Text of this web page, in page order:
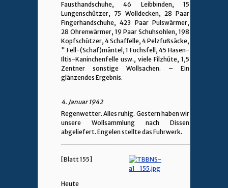
Fausthandschuhe, 46 Leibbinden, 15
Lungenschützer, 75 Wolldecken, 28 Paar
Fingerhandschuhe, 423 Paar Pulswärmer,
28 Ohrenwärmer, 19 Paar Schuhsohlen, 198
Kopfschützer, 4 Schaffelle, 4 Pelzfußsäcke,
" Fell-(Schaf)mäntel, 1 Fuchsfell, 45 Hasen-
Iltis-Kaninchenfelle usw., viele Filzhüte, 1,5
Zentner sonstige Wollsachen. – Ein
glänzendes Ergebnis.
4. Januar 1942
Regenwetter. Alles ruhig. Gestern haben wir
unsere Wollsammlung nach Dissen
abgeliefert. Engelen stellte das Fuhrwerk.
[Blatt 155]
Heute